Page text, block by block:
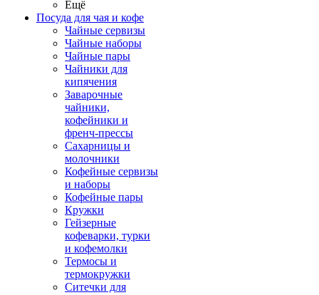
Ещё
Посуда для чая и кофе
Чайные сервизы
Чайные наборы
Чайные пары
Чайники для
кипячения
Заварочные
чайники,
кофейники и
френч-прессы
Сахарницы и
молочники
Кофейные сервизы
и наборы
Кофейные пары
Кружки
Гейзерные
кофеварки, турки
и кофемолки
Термосы и
термокружки
Ситечки для